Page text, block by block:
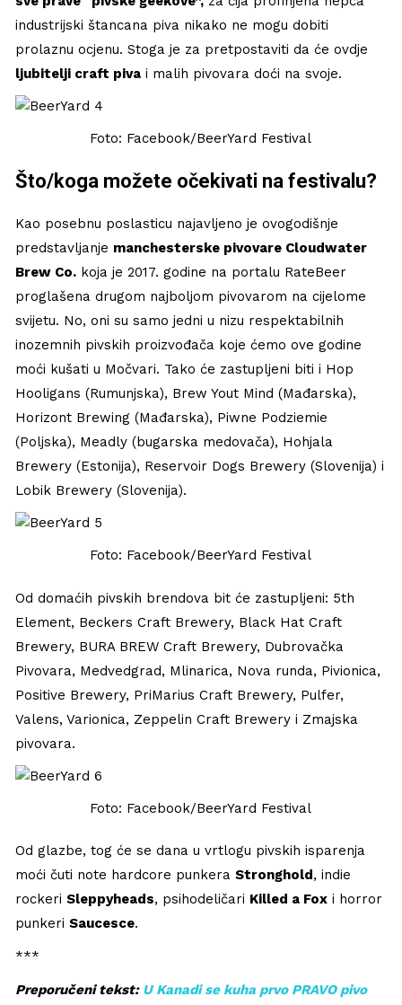
industrijski štancana piva nikako ne mogu dobiti
prolaznu ocjenu. Stoga je za pretpostaviti da će ovdje
ljubitelji craft piva i malih pivovara doći na svoje.
Foto: Facebook/BeerYard Festival
Što/koga možete očekivati na festivalu?
Kao posebnu poslasticu najavljeno je ovogodišnje
predstavljanje manchesterske pivovare Cloudwater
Brew Co. koja je 2017. godine na portalu RateBeer
proglašena drugom najboljom pivovarom na cijelome
svijetu. No, oni su samo jedni u nizu respektabilnih
inozemnih pivskih proizvođača koje ćemo ove godine
moći kušati u Močvari. Tako će zastupljeni biti i Hop
Hooligans (Rumunjska), Brew Yout Mind (Mađarska),
Horizont Brewing (Mađarska), Piwne Podziemie
(Poljska), Meadly (bugarska medovača), Hohjala
Brewery (Estonija), Reservoir Dogs Brewery (Slovenija) i
Lobik Brewery (Slovenija).
Foto: Facebook/BeerYard Festival
Od domaćih pivskih brendova bit će zastupljeni: 5th
Element, Beckers Craft Brewery, Black Hat Craft
Brewery, BURA BREW Craft Brewery, Dubrovačka
Pivovara, Medvedgrad, Mlinarica, Nova runda, Pivionica,
Positive Brewery, PriMarius Craft Brewery, Pulfer,
Valens, Varionica, Zeppelin Craft Brewery i Zmajska
pivovara.
Foto: Facebook/BeerYard Festival
Od glazbe, tog će se dana u vrtlogu pivskih isparenja
moći čuti note hardcore punkeraStronghold , indie
rockeriSleppyheads, psihodeličari Killed a Fox i horror
punkeriSaucesce.
***
Preporučeni tekst: U Kanadi se kuha prvo PRAVO pivo